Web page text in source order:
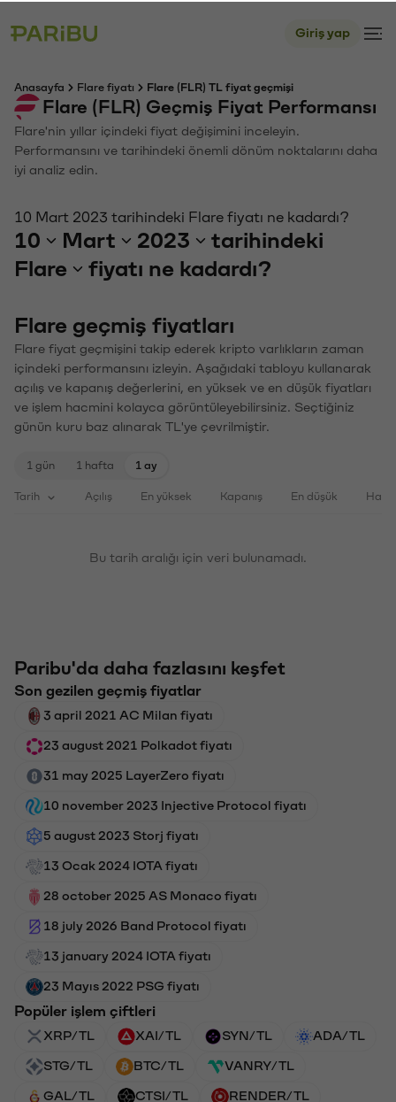
Giriş yap
Anasayfa Flare fiyatı Flare (FLR) TL fiyat geçmişi
Flare (FLR) Geçmiş Fiyat Performansı
Flare'nin yıllar içindeki fiyat değişimini inceleyin.
Performansını ve tarihindeki önemli dönüm noktalarını daha
iyi analiz edin.
10 Mart 2023 tarihindeki Flare fiyatı ne kadardı?
10 Mart 2023
tarihindeki
Flare
fiyatı ne kadardı?
Flare geçmiş fiyatları
Flare fiyat geçmişini takip ederek kripto varlıkların zaman
içindeki performansını izleyin. Aşağıdaki tabloyu kullanarak
açılış ve kapanış değerlerini, en yüksek ve en düşük fiyatları
ve işlem hacmini kolayca görüntüleyebilirsiniz. Seçtiğiniz
günün kuru baz alınarak TL'ye çevrilmiştir.
1 gün 1 hafta 1 ay
Tarih Açılış En yüksek Kapanış En düşük
Bu tarih aralığı için veri bulunamadı.
Paribu'da daha fazlasını keşfet
Son gezilen geçmiş fiyatlar
3 april 2021 AC Milan fiyatı
23 august 2021 Polkadot fiyatı
31 may 2025 LayerZero fiyatı
10 november 2023 Injective Protocol fiyatı
5 august 2023 Storj fiyatı
13 Ocak 2024 IOTA fiyatı
28 october 2025 AS Monaco fiyatı
18 july 2026 Band Protocol fiyatı
13 january 2024 IOTA fiyatı
23 Mayıs 2022 PSG fiyatı
Popüler işlem çiftleri
XRP/TL XAI/TL SYN/TL ADA/TL
STG/TL BTC/TL VANRY/TL
GAL/TL CTSI/TL RENDER/TL